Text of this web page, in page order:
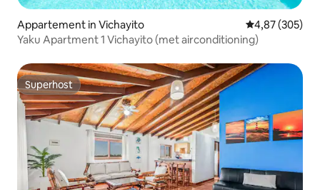
Appartement in Vichayito Gemiddelde
4,87 (305)
Yaku Apartment 1 Vichayito (met airconditioning)
Superhost
Superhost